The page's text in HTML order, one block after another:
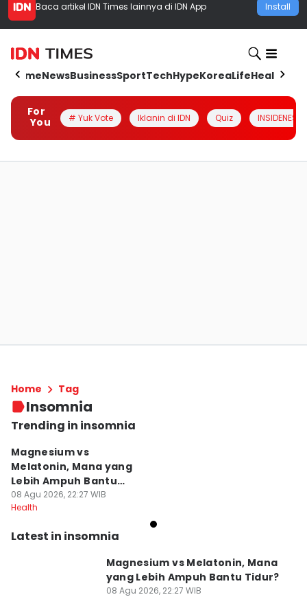
Baca artikel IDN Times lainnya di IDN App Install
HomeNewsBusinessSportTechHypeKoreaLifeHealth
For
You
# Yuk Vote Iklanin di IDN Quiz INSIDENESIA
Home Tag
Insomnia
Trending in insomnia
Magnesium vs
Melatonin, Mana yang
Lebih Ampuh Bantu
Tidur?
08 Agu 2026, 22:27 WIB
Health
Latest in insomnia
Magnesium vs Melatonin, Mana
yang Lebih Ampuh Bantu Tidur?
08 Agu 2026, 22:27 WIB